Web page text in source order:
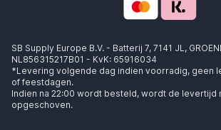
SB Supply Europe B.V. - Batterij 7, 7141 JL,
NL856315217B01 - KvK: 65916034
*Levering volgende dag indien voorradig, geen
of feestdagen.
Indien na 22:00 wordt besteld, wordt de levertijd
opgeschoven.